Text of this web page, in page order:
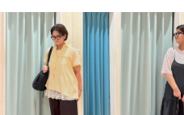
（洗濯機をご使用の場合）
・アッパーやアウトソールにつ
できれいに落とします。
・靴内部に小石などの異物がな